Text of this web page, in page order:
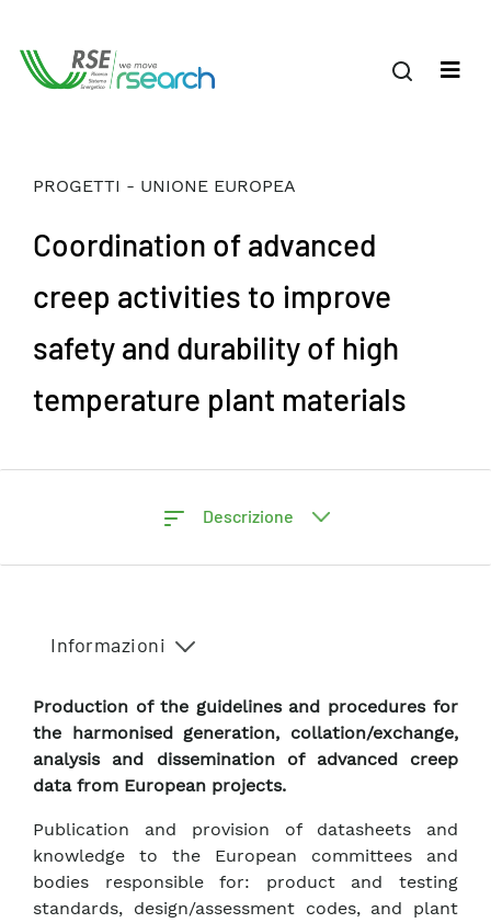
PROGETTI - UNIONE EUROPEA
Coordination of advanced
creep activities to improve
safety and durability of high
temperature plant materials
Descrizione
Informazioni
Production of the guidelines and procedures for
the harmonised generation, collation/exchange,
analysis and dissemination of advanced creep
data from European projects.
Publication and provision of datasheets and
knowledge to the European committees and
bodies responsible for: product and testing
standards, design/assessment codes, and plant